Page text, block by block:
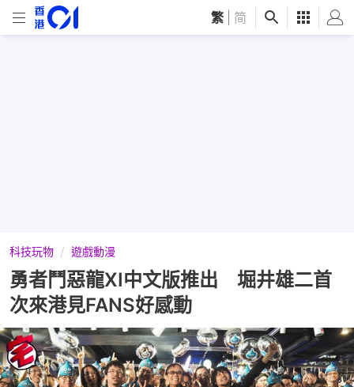
繁 简
科技玩物 遊戲動漫
勇者鬥惡龍XI中文版推出 堀井雄二首
次來港見FANS好感動